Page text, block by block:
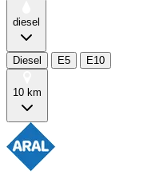
diesel
Diesel E5 E10
10 km